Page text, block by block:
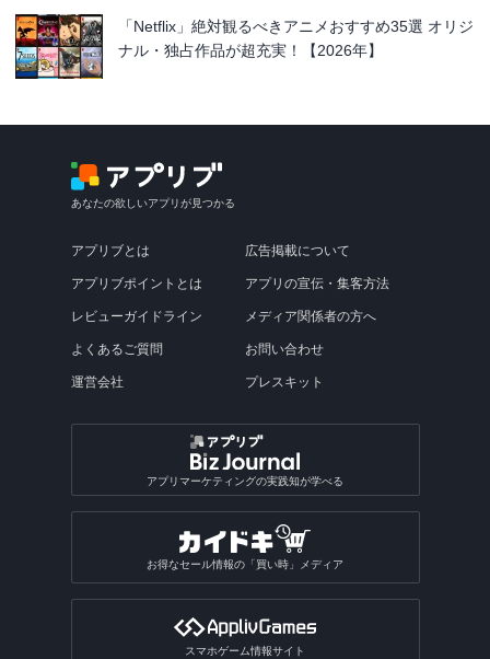
「Netflix」絶対観るべきアニメおすすめ35選 オリジ
ナル・独占作品が超充実！【2026年】
あなたの欲しいアプリが見つかる
アプリブとは
アプリブポイントとは
レビューガイドライン
よくあるご質問
運営会社
広告掲載について
アプリの宣伝・集客方法
メディア関係者の方へ
お問い合わせ
プレスキット
アプリマーケティングの実践知が学べる
お得なセール情報の「買い時」メディア
スマホゲーム情報サイト